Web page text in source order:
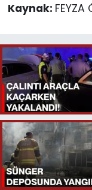
Kaynak: FEYZA